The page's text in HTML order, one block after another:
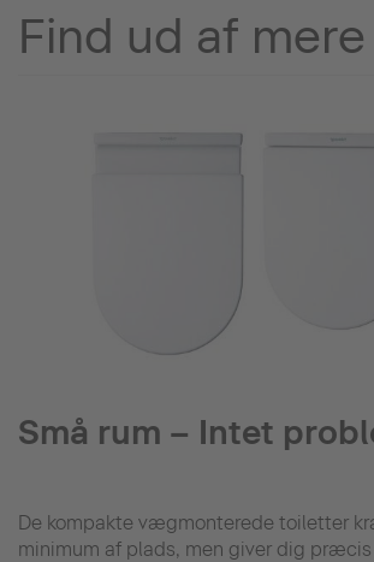
Find ud af mere
Små rum – Intet
De kompakte vægmonterede toiletter
minimum af plads, men giver dig